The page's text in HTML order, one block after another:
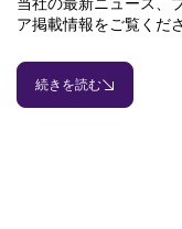
当社の最新ニュース、
ア掲載情報をご覧くだ
続きを読む